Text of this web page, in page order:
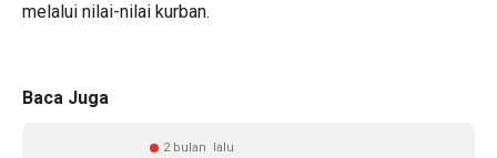
melalui nilai-nilai kurban.
Baca Juga
2 bulan lalu